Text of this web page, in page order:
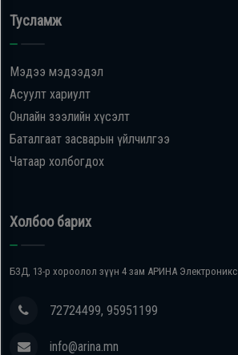
Тусламж
Мэдээ мэдээдэл
Асуулт хариулт
Онлайн зээлийн хүсэлт
Баталгаат засварын үйлчилгээ
Чатаар холбогдох
Холбоо барих
БЗД, 13-р хороолол зүүн 4 зам АРИНА Электроникс
72724499, 95951199
info@arina.mn